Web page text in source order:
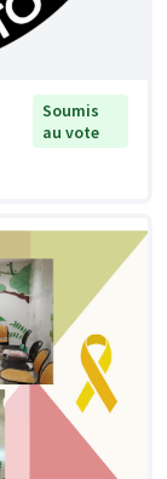
Soumis
au vote